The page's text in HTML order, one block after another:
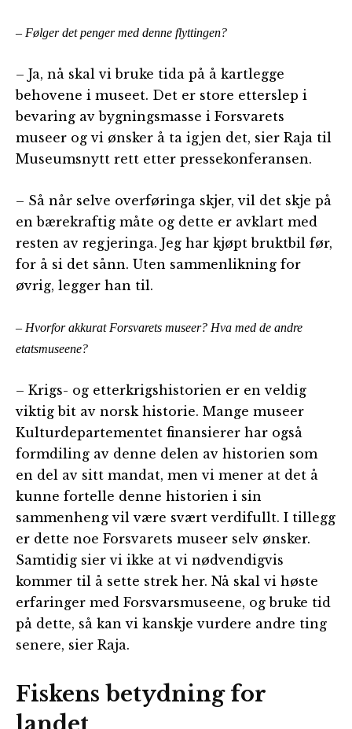
– Følger det penger med denne flyttingen?
– Ja, nå skal vi bruke tida på å kartlegge
behovene i museet. Det er store etterslep i
bevaring av bygningsmasse i Forsvarets
museer og vi ønsker å ta igjen det, sier Raja til
Museumsnytt rett etter pressekonferansen.
– Så når selve overføringa skjer, vil det skje på
en bærekraftig måte og dette er avklart med
resten av regjeringa. Jeg har kjøpt bruktbil før,
for å si det sånn. Uten sammenlikning for
øvrig, legger han til.
– Hvorfor akkurat Forsvarets museer? Hva med de andre
etatsmuseene?
– Krigs- og etterkrigshistorien er en veldig
viktig bit av norsk historie. Mange museer
Kulturdepartementet finansierer har også
formdiling av denne delen av historien som
en del av sitt mandat, men vi mener at det å
kunne fortelle denne historien i sin
sammenheng vil være svært verdifullt. I tillegg
er dette noe Forsvarets museer selv ønsker.
Samtidig sier vi ikke at vi nødvendigvis
kommer til å sette strek her. Nå skal vi høste
erfaringer med Forsvarsmuseene, og bruke tid
på dette, så kan vi kanskje vurdere andre ting
senere, sier Raja.
Fiskens betydning for